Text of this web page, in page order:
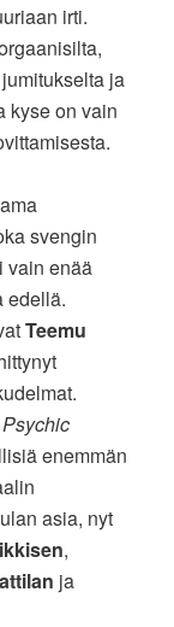
irti.
ja
kyse on vain
svengin
vain enää
edellä.
Teemu
Psychic
enemmän
asia, nyt
,
ja